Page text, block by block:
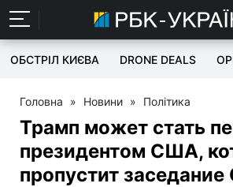
ОБСТРІЛ КИЄВА DRONE DEALS
Головна » Новини » Політика
Трамп может стать
президентом США,
пропустит заседание